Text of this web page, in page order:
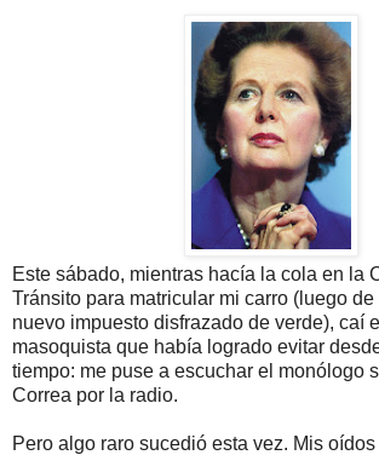
Este sábado, mientras hacía la cola en la
Tránsito para matricular mi carro (luego
nuevo impuesto disfrazado de verde), caí
masoquista que había logrado evitar
tiempo: me puse a escuchar el monólogo
Correa por la radio.
Pero algo raro sucedió esta vez. Mis